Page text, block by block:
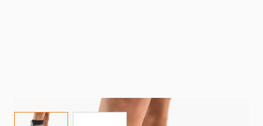
View larger imageView larger image